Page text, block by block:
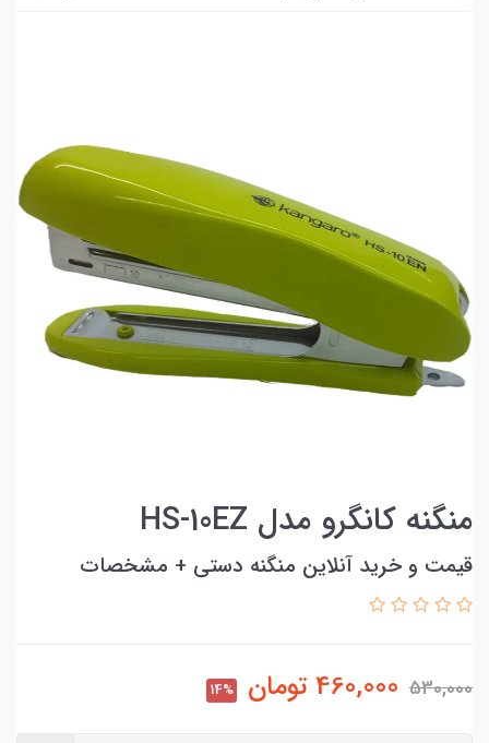
منگنه کانگرو مدل HS-10EZ
قیمت و خرید آنلاین منگنه دستی + مشخصات
530,000
460,000 تومان 14%